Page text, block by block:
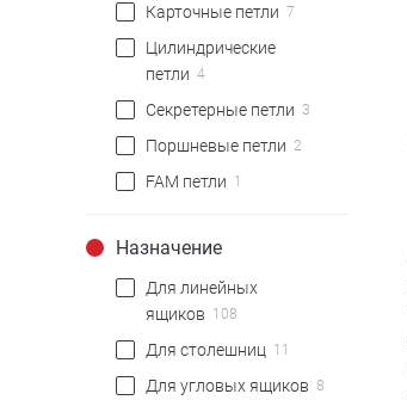
Карточные петли 7
Цилиндрические
петли 4
Секретерные петли 3
Поршневые петли 2
FAM петли 1
Назначение
Для линейных
ящиков 108
Для столешниц 11
Для угловых ящиков 8